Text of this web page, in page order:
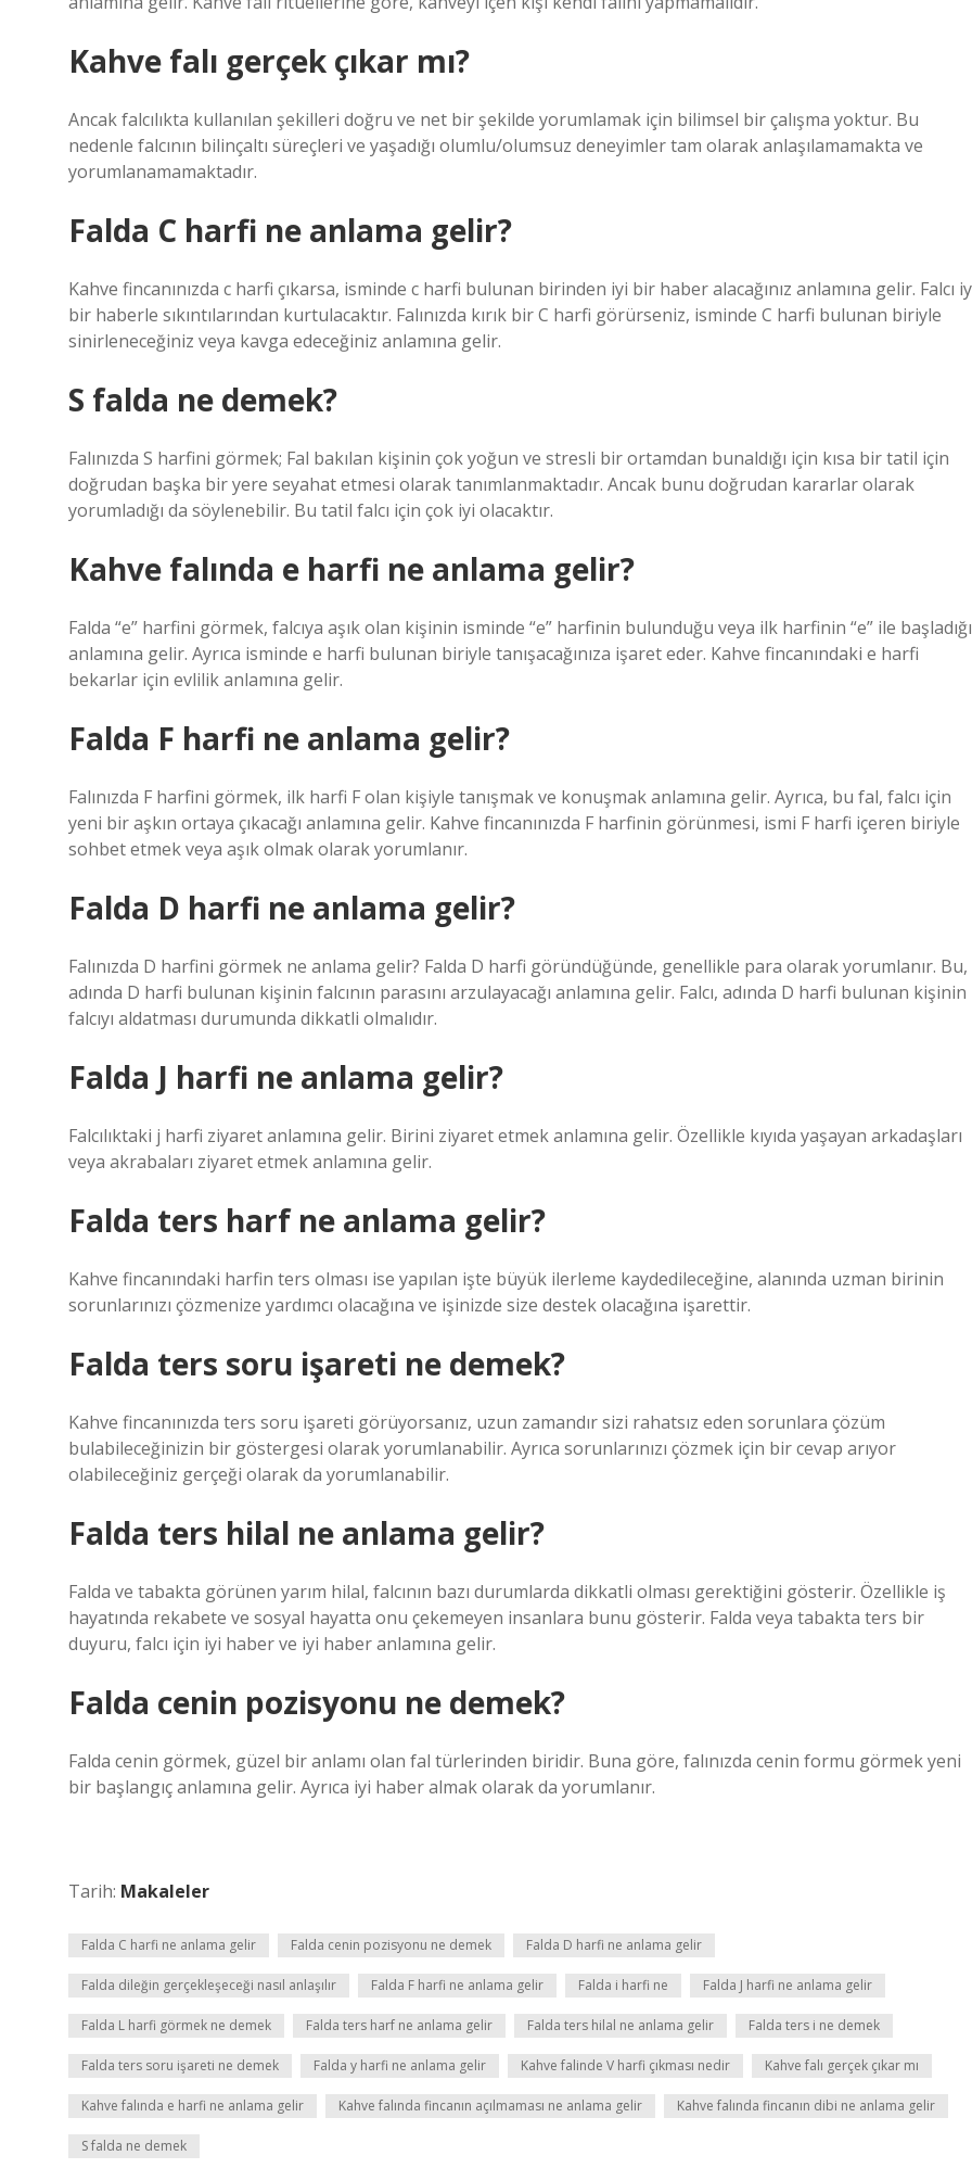
Kahve falı gerçek çıkar mı?
Ancak falcılıkta kullanılan şekilleri doğru ve net bir şekilde yorumlamak için bilimsel bir çalışma yoktur. Bu
nedenle falcının bilinçaltı süreçleri ve yaşadığı olumlu/olumsuz deneyimler tam olarak anlaşılamamakta ve
yorumlanamamaktadır.
Falda C harfi ne anlama gelir?
Kahve fincanınızda c harfi çıkarsa, isminde c harfi bulunan birinden iyi bir haber alacağınız anlamına gelir. Falcı
bir haberle sıkıntılarından kurtulacaktır. Falınızda kırık bir C harfi görürseniz, isminde C harfi bulunan biriyle
sinirleneceğiniz veya kavga edeceğiniz anlamına gelir.
S falda ne demek?
Falınızda S harfini görmek; Fal bakılan kişinin çok yoğun ve stresli bir ortamdan bunaldığı için kısa bir tatil için
doğrudan başka bir yere seyahat etmesi olarak tanımlanmaktadır. Ancak bunu doğrudan kararlar olarak
yorumladığı da söylenebilir. Bu tatil falcı için çok iyi olacaktır.
Kahve falında e harfi ne anlama gelir?
Falda “e” harfini görmek, falcıya aşık olan kişinin isminde “e” harfinin bulunduğu veya ilk harfinin “e” ile başladığı
anlamına gelir. Ayrıca isminde e harfi bulunan biriyle tanışacağınıza işaret eder. Kahve fincanındaki e harfi
bekarlar için evlilik anlamına gelir.
Falda F harfi ne anlama gelir?
Falınızda F harfini görmek, ilk harfi F olan kişiyle tanışmak ve konuşmak anlamına gelir. Ayrıca, bu fal, falcı için
yeni bir aşkın ortaya çıkacağı anlamına gelir. Kahve fincanınızda F harfinin görünmesi, ismi F harfi içeren biriyle
sohbet etmek veya aşık olmak olarak yorumlanır.
Falda D harfi ne anlama gelir?
Falınızda D harfini görmek ne anlama gelir? Falda D harfi göründüğünde, genellikle para olarak yorumlanır. Bu,
adında D harfi bulunan kişinin falcının parasını arzulayacağı anlamına gelir. Falcı, adında D harfi bulunan kişinin
falcıyı aldatması durumunda dikkatli olmalıdır.
Falda J harfi ne anlama gelir?
Falcılıktaki j harfi ziyaret anlamına gelir. Birini ziyaret etmek anlamına gelir. Özellikle kıyıda yaşayan arkadaşları
veya akrabaları ziyaret etmek anlamına gelir.
Falda ters harf ne anlama gelir?
Kahve fincanındaki harfin ters olması ise yapılan işte büyük ilerleme kaydedileceğine, alanında uzman birinin
sorunlarınızı çözmenize yardımcı olacağına ve işinizde size destek olacağına işarettir.
Falda ters soru işareti ne demek?
Kahve fincanınızda ters soru işareti görüyorsanız, uzun zamandır sizi rahatsız eden sorunlara çözüm
bulabileceğinizin bir göstergesi olarak yorumlanabilir. Ayrıca sorunlarınızı çözmek için bir cevap arıyor
olabileceğiniz gerçeği olarak da yorumlanabilir.
Falda ters hilal ne anlama gelir?
Falda ve tabakta görünen yarım hilal, falcının bazı durumlarda dikkatli olması gerektiğini gösterir. Özellikle iş
hayatında rekabete ve sosyal hayatta onu çekemeyen insanlara bunu gösterir. Falda veya tabakta ters bir
duyuru, falcı için iyi haber ve iyi haber anlamına gelir.
Falda cenin pozisyonu ne demek?
Falda cenin görmek, güzel bir anlamı olan fal türlerinden biridir. Buna göre, falınızda cenin formu görmek yeni
bir başlangıç ​​anlamına gelir. Ayrıca iyi haber almak olarak da yorumlanır.
Tarih: Makaleler
Falda C harfi ne anlama gelir Falda cenin pozisyonu ne demek Falda D harfi ne anlama gelir
Falda dileğin gerçekleşeceği nasıl anlaşılır Falda F harfi ne anlama gelir Falda i harfi ne Falda J harfi ne anlama gelir
Falda L harfi görmek ne demek Falda ters harf ne anlama gelir Falda ters hilal ne anlama gelir Falda ters i ne demek
Falda ters soru işareti ne demek Falda y harfi ne anlama gelir Kahve falinde V harfi çıkması nedir Kahve falı gerçek çıkar mı
Kahve falında e harfi ne anlama gelir Kahve falında fincanın açılmaması ne anlama gelir Kahve falında fincanın dibi ne anlama gelir
S falda ne demek